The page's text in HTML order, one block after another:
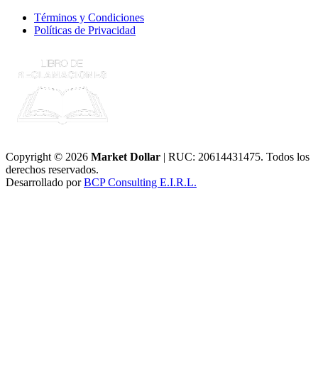
Términos y Condiciones
Políticas de Privacidad
Copyright © 2026 Market Dollar | RUC: 20614431475. Todos los
derechos reservados.
Desarrollado porBCP Consulting E.I.R.L.